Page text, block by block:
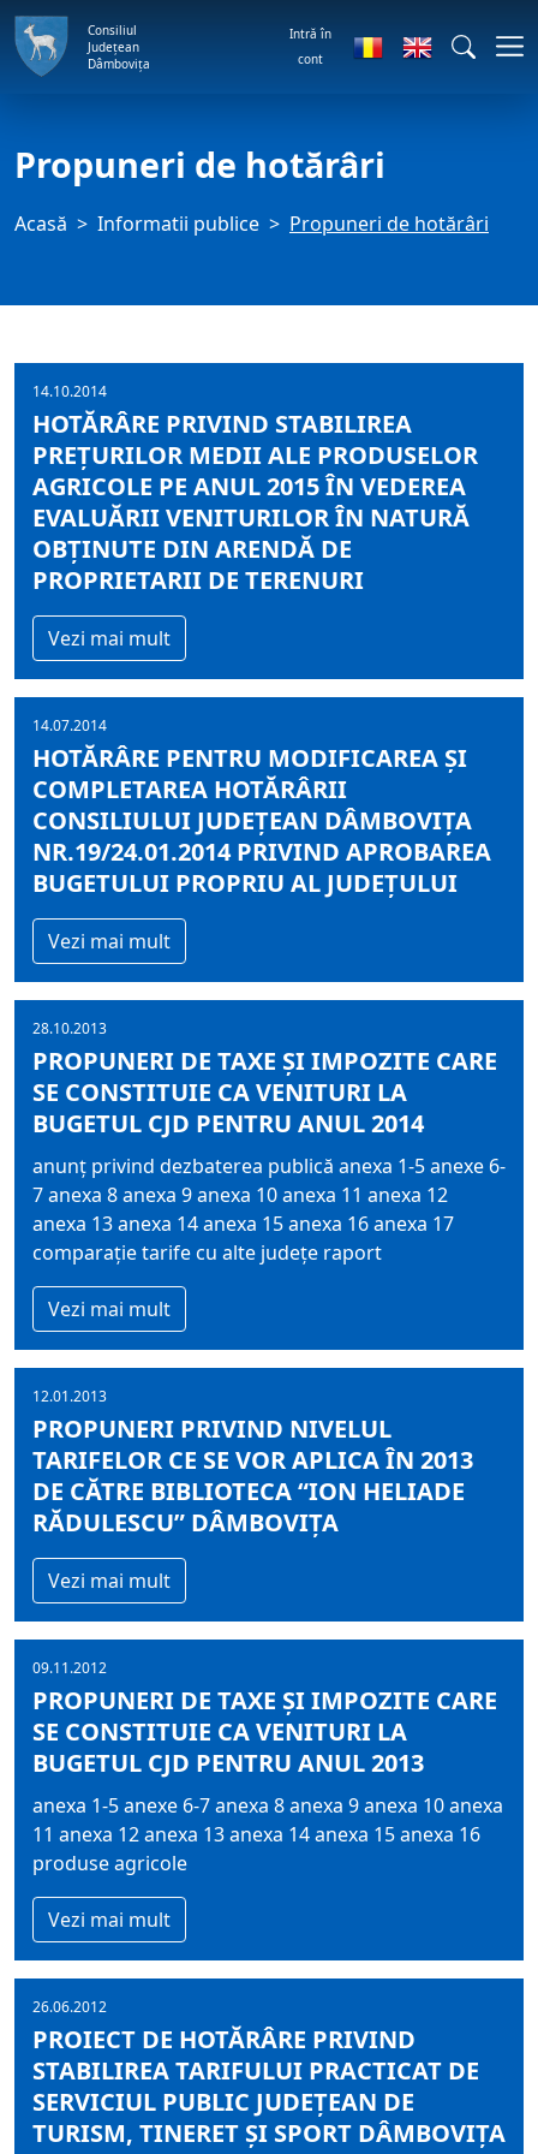
Consiliul
Județean
Dâmbovița
Intră în
cont
Propuneri de hotărâri
Acasă Informatii publice Propuneri de hotărâri
14.10.2014
HOTĂRÂRE PRIVIND STABILIREA
PREŢURILOR MEDII ALE PRODUSELOR
AGRICOLE PE ANUL 2015 ÎN VEDEREA
EVALUĂRII VENITURILOR ÎN NATURĂ
OBŢINUTE DIN ARENDĂ DE
PROPRIETARII DE TERENURI
Vezi mai mult
14.07.2014
HOTĂRÂRE PENTRU MODIFICAREA ŞI
COMPLETAREA HOTĂRÂRII
CONSILIULUI JUDEŢEAN DÂMBOVIŢA
NR.19/24.01.2014 PRIVIND APROBAREA
BUGETULUI PROPRIU AL JUDEŢULUI
Vezi mai mult
28.10.2013
PROPUNERI DE TAXE ȘI IMPOZITE CARE
SE CONSTITUIE CA VENITURI LA
BUGETUL CJD PENTRU ANUL 2014
anunț privind dezbaterea publică anexa 1-5 anexe 6-
7 anexa 8 anexa 9 anexa 10 anexa 11 anexa 12
anexa 13 anexa 14 anexa 15 anexa 16 anexa 17
comparație tarife cu alte județe raport
Vezi mai mult
12.01.2013
PROPUNERI PRIVIND NIVELUL
TARIFELOR CE SE VOR APLICA ÎN 2013
DE CĂTRE BIBLIOTECA “ION HELIADE
RĂDULESCU” DÂMBOVIȚA
Vezi mai mult
09.11.2012
PROPUNERI DE TAXE ȘI IMPOZITE CARE
SE CONSTITUIE CA VENITURI LA
BUGETUL CJD PENTRU ANUL 2013
anexa 1-5 anexe 6-7 anexa 8 anexa 9 anexa 10 anexa
11 anexa 12 anexa 13 anexa 14 anexa 15 anexa 16
produse agricole
Vezi mai mult
26.06.2012
PROIECT DE HOTĂRÂRE PRIVIND
STABILIREA TARIFULUI PRACTICAT DE
SERVICIUL PUBLIC JUDEŢEAN DE
TURISM, TINERET ŞI SPORT DÂMBOVIŢA